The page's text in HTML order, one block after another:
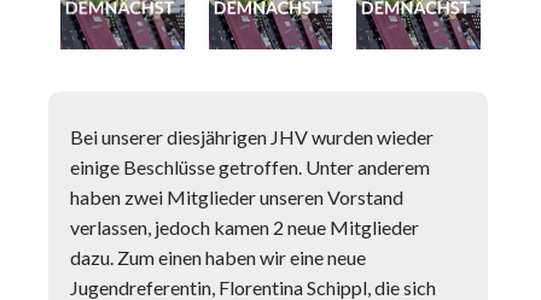
Bei unserer diesjährigen JHV wurden wieder
einige Beschlüsse getroffen. Unter anderem
haben zwei Mitglieder unseren Vorstand
verlassen, jedoch kamen 2 neue Mitglieder
dazu. Zum einen haben wir eine neue
Jugendreferentin, Florentina Schippl, die sich